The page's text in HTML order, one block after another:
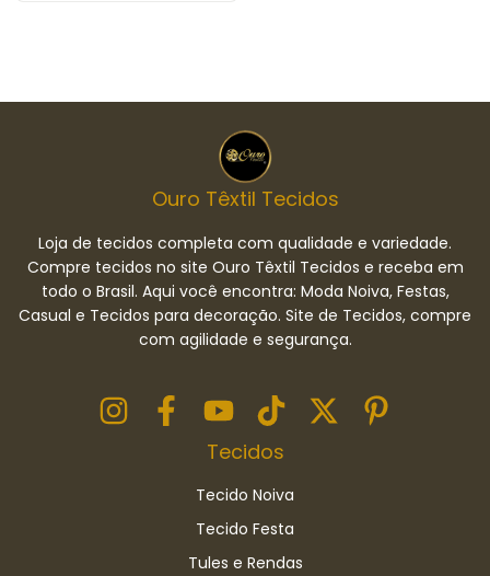
Ouro Têxtil Tecidos
Loja de tecidos completa com qualidade e variedade.
Compre tecidos no site Ouro Têxtil Tecidos e receba em
todo o Brasil. Aqui você encontra: Moda Noiva, Festas,
Casual e Tecidos para decoração. Site de Tecidos, compre
com agilidade e segurança.
Tecidos
Tecido Noiva
Tecido Festa
Tules e Rendas